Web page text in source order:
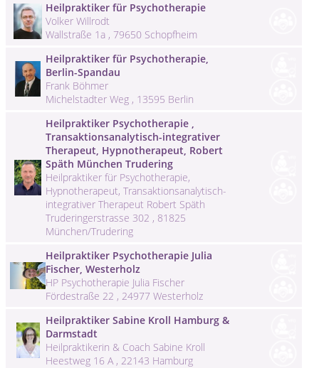
Heilpraktiker für Psychotherapie
Volker Willrodt
Wallstraße 1a , 79650 Schopfheim
Heilpraktiker für Psychotherapie,
Berlin-Spandau
Frank Böhmer
Michelstadter Weg , 13595 Berlin
Heilpraktiker Psychotherapie ,
Transaktionsanalytisch-integrativer
Therapeut, Hypnotherapeut, Robert
Späth München Trudering
Heilpraktiker für Psychotherapie,
Hypnotherapeut, Transaktionsanalytisch-
integrativer Therapeut Robert Späth
Truderingerstrasse 302 , 81825
München/Trudering
Heilpraktiker Psychotherapie Julia
Fischer, Westerholz
HP Psychotherapie Julia Fischer
Fördestraße 22 , 24977 Westerholz
Heilpraktiker Sabine Kroll Hamburg &
Darmstadt
Heilpraktikerin & Coach Sabine Kroll
Heestweg 16 A , 22143 Hamburg